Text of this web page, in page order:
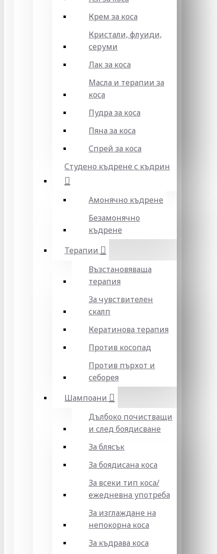
Крем за коса
Кристали, флуиди,
серуми
Лак за коса
Масла и терапии за
коса
Пудра за коса
Пяна за коса
Спрей за коса
Студено къдрене с къдрин
Амонячно къдрене
Безамонячно
къдрене
Терапии
Възстановяваща
терапия
За чувствителен
скалп
Кератинова терапия
Против косопад
Против пърхот и
себорея
Шампоани
Дълбоко почистващи
и след боядисване
За блясък
За боядисана коса
За всеки тип коса/
ежедневна употреба
За изглаждане на
непокорна коса
За къдрава коса